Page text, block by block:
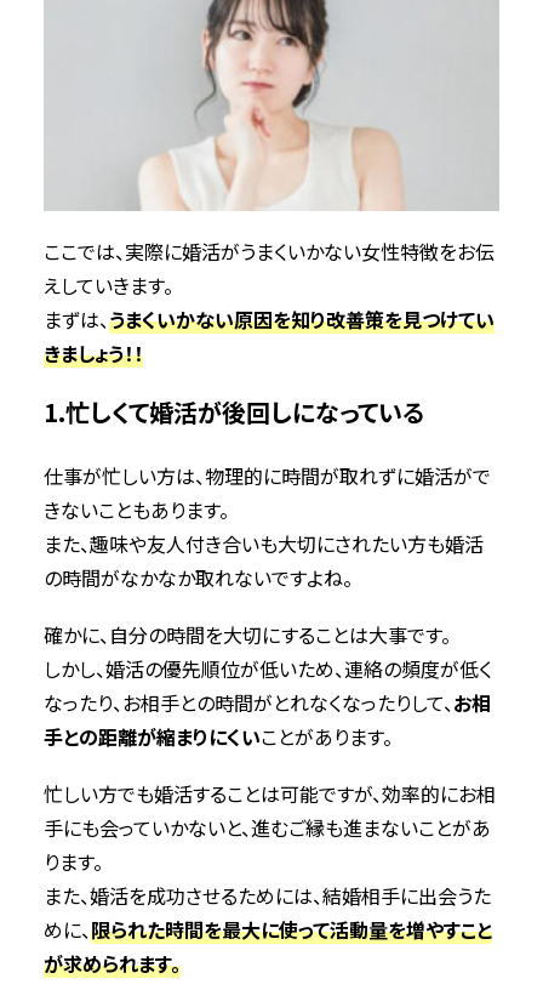
ここでは、実際に婚活がうまくいかない女性特徴をお伝
えしていきます。
まずは、うまくいかない原因を知り改善策を見つけてい
きましょう！！
1.忙しくて婚活が後回しになっている
仕事が忙しい方は、物理的に時間が取れずに婚活がで
きないこともあります。
また、趣味や友人付き合いも大切にされたい方も婚活
の時間がなかなか取れないですよね。
確かに、自分の時間を大切にすることは大事です。
しかし、婚活の優先順位が低いため、連絡の頻度が低く
なったり、お相手との時間がとれなくなったりして、お相
手との距離が縮まりにくいことがあります。
忙しい方でも婚活することは可能ですが、効率的にお相
手にも会っていかないと、進むご縁も進まないことがあ
ります。
また、婚活を成功させるためには、結婚相手に出会うた
めに、限られた時間を最大に使って活動量を増やすこと
が求められます。